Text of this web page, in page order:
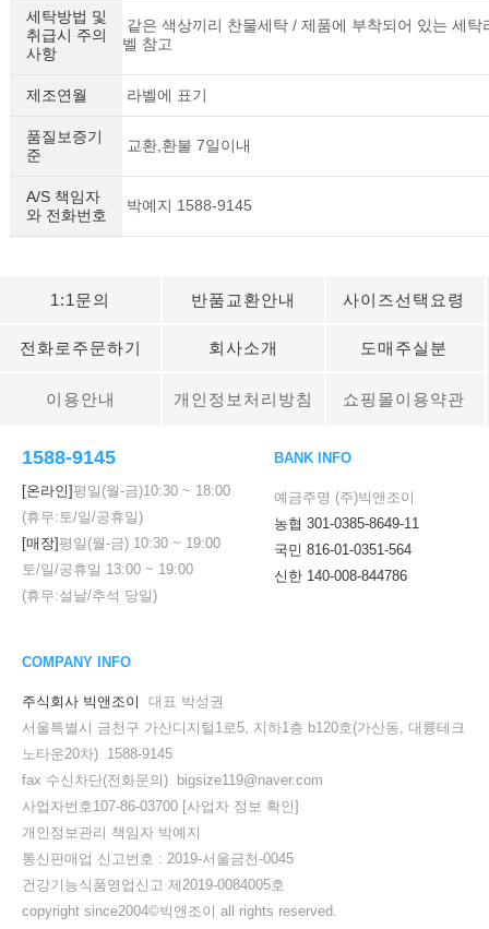
세요!
세탁방법 및
취급시 주의
사항
같은 색상끼리 찬물세탁 / 제품에 부착되어 있는 세탁
벨 참고
제조연월 라벨에 표기
품질보증기
준
교환,환불 7일이내
A/S 책임자
와 전화번호
박예지 1588-9145
1:1문의 반품교환안내 사이즈선택요령
전화로주문하기 회사소개 도매주실분
이용안내 개인정보처리방침 쇼핑몰이용약관
1588-9145
[온라인]평일(월-금)10:30 ~ 18:00
(휴무:토/일/공휴일)
[매장]평일(월-금) 10:30 ~ 19:00
토/일/공휴일 13:00 ~ 19:00
(휴무:설날/추석 당일)
BANK INFO
예금주명 (주)빅앤조이
농협 301-0385-8649-11
국민 816-01-0351-564
신한 140-008-844786
COMPANY INFO
주식회사 빅앤조이
대표 박성권
서울특별시 금천구 가산디지털1로5, 지하1층 b120호(가산동, 대륭테크
노타운20차) 1588-9145
fax 수신차단(전화문의) bigsize119@naver.com
사업자번호107-86-03700 [사업자 정보 확인]
개인정보관리 책임자 박예지
통신판매업 신고번호 : 2019-서울금천-0045
건강기능식품영업신고 제2019-0084005호
copyright since2004©빅앤조이 all rights reserved.